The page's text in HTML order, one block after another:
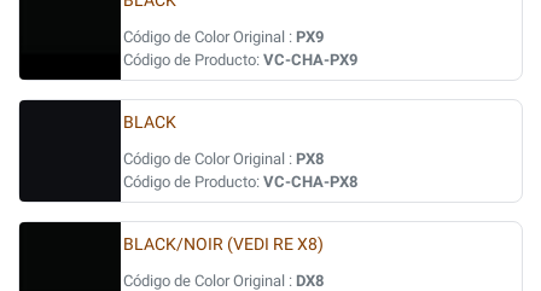
Código de Color Original : PX9
Código de Producto: VC-CHA-PX9
BLACK
Código de Color Original : PX8
Código de Producto: VC-CHA-PX8
BLACK/NOIR (VEDI RE X8)
Código de Color Original : DX8